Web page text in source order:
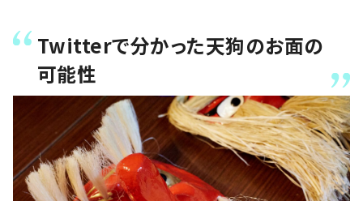
Twitterで分かった天狗のお面の
可能性